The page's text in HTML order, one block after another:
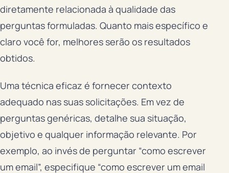
diretamente relacionada à qualidade das
perguntas formuladas. Quanto mais específico e
claro você for, melhores serão os resultados
obtidos.
Uma técnica eficaz é fornecer contexto
adequado nas suas solicitações. Em vez de
perguntas genéricas, detalhe sua situação,
objetivo e qualquer informação relevante. Por
exemplo, ao invés de perguntar “como escrever
um email”, especifique “como escrever um email